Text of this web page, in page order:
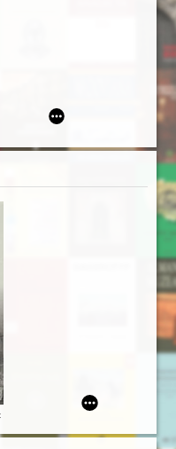
w 2. poł. XIX w
od średniowiecza
prezesa Komitetu Kopca
Chmielnickiego na